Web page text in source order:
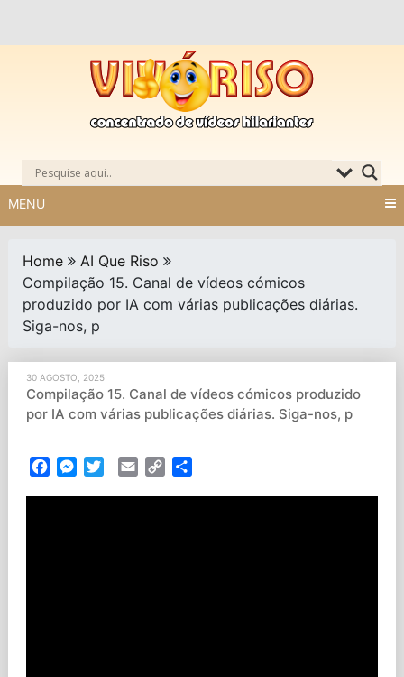
MENU
Home
AI Que Riso
Compilação 15. Canal de vídeos cómicos
produzido por IA com várias publicações diárias.
Siga-nos, p
30 AGOSTO, 2025
Compilação 15. Canal de vídeos cómicos produzido
por IA com várias publicações diárias. Siga-nos, p
FacebookMessenger
TwitterEmail Copy